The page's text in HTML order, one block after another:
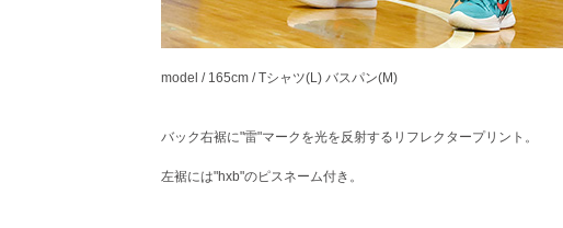
model / 165cm / Tシャツ(L) バスパン(M)
バック右裾に"雷"マークを光を反射するリフレクタープリント。
左裾には"hxb"のピスネーム付き。